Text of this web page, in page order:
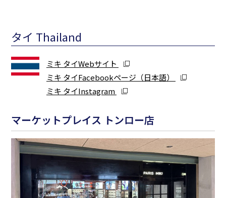
タイ Thailand
ミキ タイWebサイト
ミキ タイFacebookページ（日本語）
ミキ タイInstagram
マーケットプレイス トンロー店